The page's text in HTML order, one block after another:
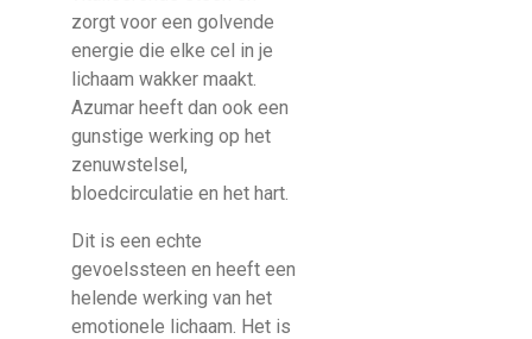
zorgt voor een golvende
energie die elke cel in je
lichaam wakker maakt.
Azumar heeft dan ook een
gunstige werking op het
zenuwstelsel,
bloedcirculatie en het hart.
Dit is een echte
gevoelssteen en heeft een
helende werking van het
emotionele lichaam. Het is